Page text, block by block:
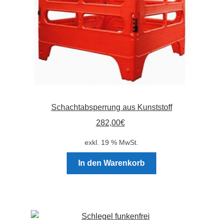
Schachtabsperrung aus Kunststoff
282,00€
exkl. 19 % MwSt.
In den Warenkorb